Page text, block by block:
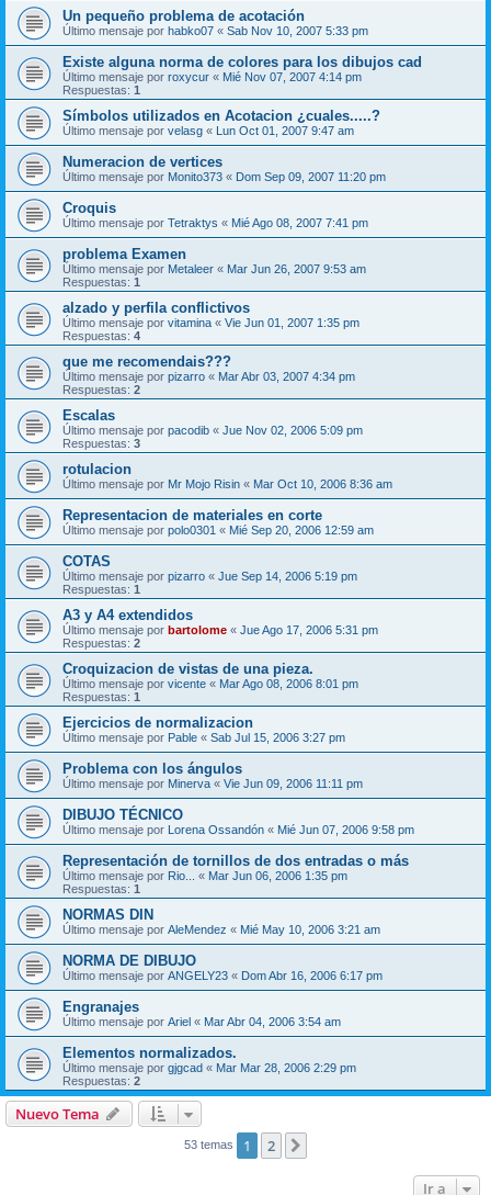
Un pequeño problema de acotación
Último mensaje por habko07 « Sab Nov 10, 2007 5:33 pm
Existe alguna norma de colores para los dibujos cad
Último mensaje por roxycur « Mié Nov 07, 2007 4:14 pm
Respuestas: 1
Símbolos utilizados en Acotacion ¿cuales.....?
Último mensaje por velasg « Lun Oct 01, 2007 9:47 am
Numeracion de vertices
Último mensaje por Monito373 « Dom Sep 09, 2007 11:20 pm
Croquis
Último mensaje por Tetraktys « Mié Ago 08, 2007 7:41 pm
problema Examen
Último mensaje por Metaleer « Mar Jun 26, 2007 9:53 am
Respuestas: 1
alzado y perfila conflictivos
Último mensaje por vitamina « Vie Jun 01, 2007 1:35 pm
Respuestas: 4
que me recomendais???
Último mensaje por pizarro « Mar Abr 03, 2007 4:34 pm
Respuestas: 2
Escalas
Último mensaje por pacodib « Jue Nov 02, 2006 5:09 pm
Respuestas: 3
rotulacion
Último mensaje por Mr Mojo Risin « Mar Oct 10, 2006 8:36 am
Representacion de materiales en corte
Último mensaje por polo0301 « Mié Sep 20, 2006 12:59 am
COTAS
Último mensaje por pizarro « Jue Sep 14, 2006 5:19 pm
Respuestas: 1
A3 y A4 extendidos
Último mensaje por bartolome « Jue Ago 17, 2006 5:31 pm
Respuestas: 2
Croquizacion de vistas de una pieza.
Último mensaje por vicente « Mar Ago 08, 2006 8:01 pm
Respuestas: 1
Ejercicios de normalizacion
Último mensaje por Pable « Sab Jul 15, 2006 3:27 pm
Problema con los ángulos
Último mensaje por Minerva « Vie Jun 09, 2006 11:11 pm
DIBUJO TÉCNICO
Último mensaje por Lorena Ossandón « Mié Jun 07, 2006 9:58 pm
Representación de tornillos de dos entradas o más
Último mensaje por Rio... « Mar Jun 06, 2006 1:35 pm
Respuestas: 1
NORMAS DIN
Último mensaje por AleMendez « Mié May 10, 2006 3:21 am
NORMA DE DIBUJO
Último mensaje por ANGELY23 « Dom Abr 16, 2006 6:17 pm
Engranajes
Último mensaje por Ariel « Mar Abr 04, 2006 3:54 am
Elementos normalizados.
Último mensaje por gjgcad « Mar Mar 28, 2006 2:29 pm
Respuestas: 2
Nuevo Tema
53 temas 1 2
Ir a